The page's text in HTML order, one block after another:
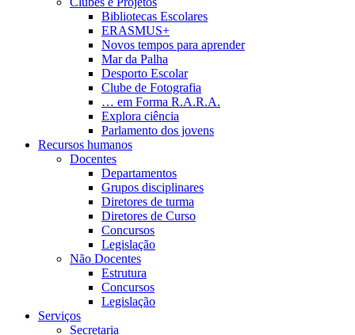
Bibliotecas Escolares
ERASMUS+
Novos tempos para aprender
Mar da Palha
Desporto Escolar
Clube de Fotografia
… em Forma R.A.R.A.
Explora ciência
Parlamento dos jovens
Recursos humanos
Docentes
Departamentos
Grupos disciplinares
Diretores de turma
Diretores de Curso
Concursos
Legislação
Não Docentes
Estrutura
Concursos
Legislação
Serviços
Secretaria